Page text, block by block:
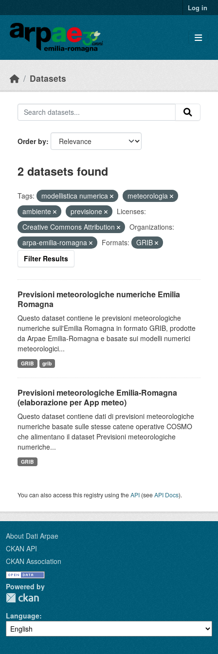
Log in
Datasets
Order by
2 datasets found
Tags: modellistica numerica
meteorologia
ambiente
previsione
Licenses:
Creative Commons Attribution
Organizations:
arpa-emilia-romagna
Formats:
GRIB
Filter Results
Previsioni meteorologiche numeriche Emilia
Romagna
Questo dataset contiene le previsioni meteorologiche
numeriche sull'Emilia Romagna in formato GRIB, prodotte
da Arpae Emilia-Romagna e basate sui modelli numerici
meteorologici...
GRIB grib
Previsioni meteorologiche Emilia-Romagna
(elaborazione per App meteo)
Questo dataset contiene dati di previsioni meteorologiche
numeriche basate sulle stesse catene operative COSMO
che alimentano il dataset Previsioni meteorologiche
numeriche...
GRIB
You can also access this registry using theAPI (seeAPI Docs).
About Dati Arpae
CKAN API
CKAN Association
Powered by
Language